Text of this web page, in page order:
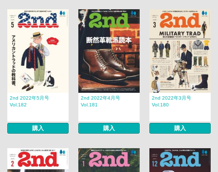
2nd 2022年5月号
Vol.182
購入
2nd 2022年4月号
Vol.181
購入
2nd 2022年3月号
Vol.180
購入